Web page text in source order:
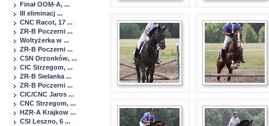
Finał OOM-A, ...
III eliminacj ...
CNC Racot, 17 ...
ZR-B Poczerni ...
Woltyżerka w ...
ZR-B Poczerni ...
CSN Drzonków, ...
CIC Strzegom, ...
ZR-B Sielanka ...
ZR-B Poczerni ...
CIC/CNC Jaros ...
CNC Strzegom, ...
HZR-A Krajkow ...
CSI Leszno, 6 ...